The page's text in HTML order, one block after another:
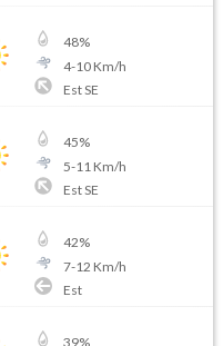
48%
4-10Km/h
Est SE
45%
5-11 Km/h
Est SE
42%
7-12 Km/h
Est
39%